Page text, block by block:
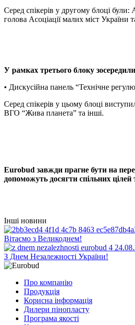
Серед спікерів у другому блоці
голова Асоціації малих міст України
У рамках третього блоку
• Дискусійна панель “Технічне
Серед спікерів у цьому блоці
ВГО “Жива планета” та інші.
Eurobud завжди прагне бути на
допоможуть досягти спільних
Інші новини
Вітаємо з Великоднем!
З Днем Незалежності України!
Про компанію
Продукція
Корисна інформація
Дилери пінопласту
Програма якості